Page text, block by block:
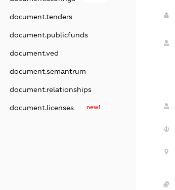
document.tenders
document.publicfunds
document.ved
document.semantrum
document.relationships
document.licenses new!